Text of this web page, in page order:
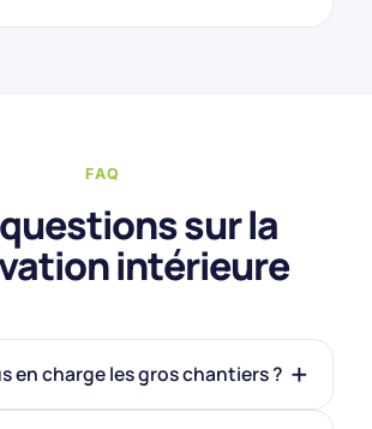
FAQ
sur la
intérieure
en charge les gros chantiers ?